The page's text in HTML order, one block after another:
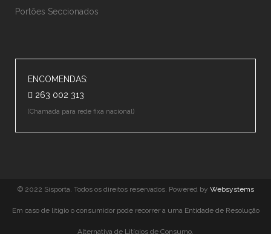
Portões Seccionados
ENCOMENDAS:
263 002 313
(Chamada para rede fixa nacional)
© 2022 Sisporta. Todos os direitos reservados. Powered by Websystems
Em caso de litígio o consumidor pode recorrer a uma Entidade de Resolução
Alternativa de Litígios de Consumo.